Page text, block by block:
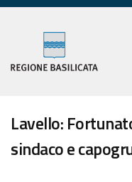
Lavello:
sindaco e